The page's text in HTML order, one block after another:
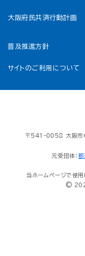
大阪府民共済行動計画
普及推進方針
サイトのご利用について
〒541-0058 大阪市
元受団体： 都
当ホームページで使
©